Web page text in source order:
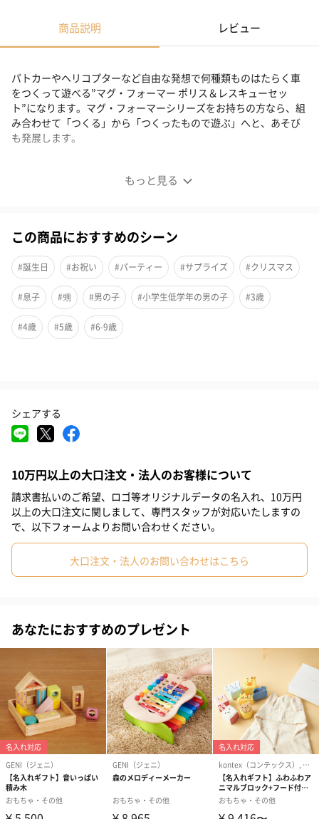
商品説明 レビュー
もっと見る
パトカーやヘリコプターなど自由な発想で何種類ものはたらく車
をつくって遊べる”マグ・フォーマー ポリス＆レスキューセッ
ト”になります。マグ・フォーマーシリーズをお持ちの方なら、組
み合わせて「つくる」から「つくったもので遊ぶ」へと、あそび
も発展します。
様々な遊び方で楽しめる
パトカーやヘリコプターなど自由な発想で何種類ものはたらく車
をつくって遊べるセットになります。
乗り物のモチーフに合わせたピースの色なので、よりリアルでス
タイリッシュな作品をつくることができます。
マグ・フォーマーシリーズをお持ちの方なら、組み合わせて「つ
くる」から「つくったもので遊ぶ」へと、あそびも発展します。
《お手入れ方法》
汚れた場合には乾いた布で拭いてください。
専用ボックスでお届け
専用の直方体化粧箱に入れてお届けいたしますので贈り物にも最
適です。
パッケージサイズ：長さ260mm × 幅85mm × 高さ180mm
この商品におすすめのシーン
#誕生日 #お祝い #パーティー #サプライズ #クリスマス
#息子 #甥 #男の子 #小学生低学年の男の子 #3歳
#4歳 #5歳 #6-9歳
シェアする
10万円以上の大口注文・法人のお客様について
請求書払いのご希望、ロゴ等オリジナルデータの名入れ、10万円
以上の大口注文に関しまして、専門スタッフが対応いたしますの
で、以下フォームよりお問い合わせください。
大口注文・法人のお問い合わせはこちら
あなたにおすすめのプレゼント